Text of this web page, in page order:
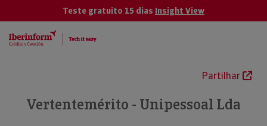
Teste gratuito 15 dias Insight View
Partilhar
Vertentemérito - Unipessoal Lda